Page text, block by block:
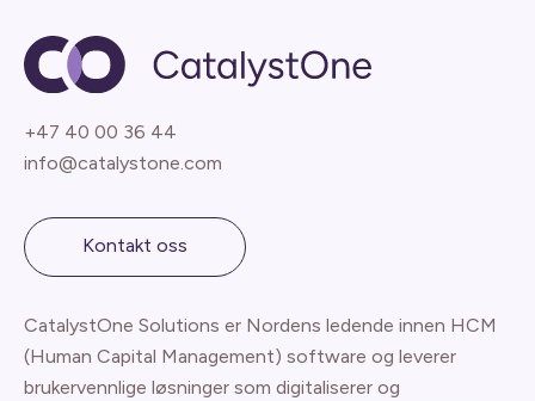
+47 40 00 36 44
info@catalystone.com
Kontakt oss
CatalystOne Solutions er Nordens ledende innen HCM
(Human Capital Management) software og leverer
brukervennlige løsninger som digitaliserer og